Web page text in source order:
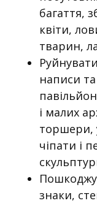
багаття,
квіти,
тварин,
написи
і малих
торшери,
чіпати і
знаки,